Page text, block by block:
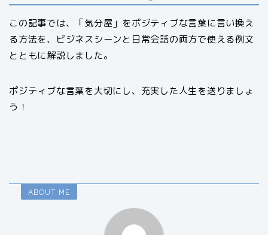
この記事では、「気分屋」をポジティブな言葉に言い換え
る方法を、ビジネスシーンと日常会話の両方で使える例文
とともに解説しました。
ポジティブな言葉を大切にし、充実した人生を送りましょ
う！
ABOUT ME